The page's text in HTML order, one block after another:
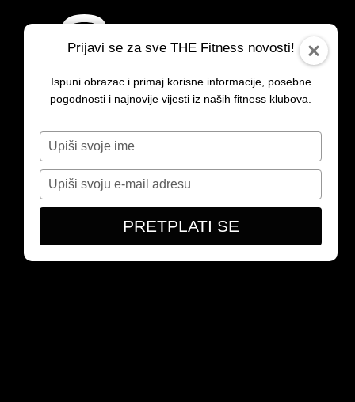
BESPLATAN ULAZ
Prijavi se za sve THE Fitness novosti!
Ispuni obrazac i primaj korisne informacije, posebne
pogodnosti i najnovije vijesti iz naših fitness klubova.
Type
your
name
Type
your
email
PRETPLATI SE